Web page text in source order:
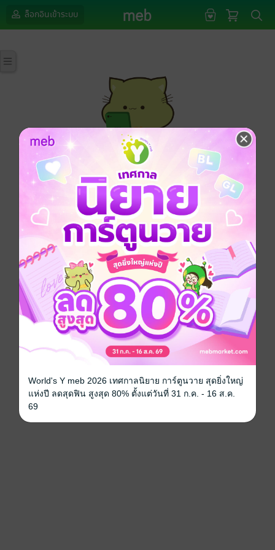
ล็อกอินเข้าระบบ
กรุณาเข้าสู่ระบบก่อนดำเนินรายการด้วยค่ะ
ล็อกอินเข้าระบบ
World's Y meb 2026 เทศกาลนิยาย การ์ตูนวาย สุดยิ่งใหญ่
แห่งปี ลดสุดฟิน สูงสุด 80% ตั้งแต่วันที่ 31 ก.ค. - 16 ส.ค.
69